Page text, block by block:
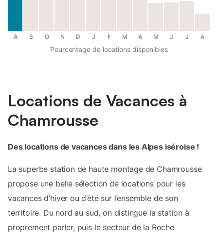
A S O N D J F M A M J J A
Pourcentage de locations disponibles
Locations de Vacances à
Chamrousse
Des locations de vacances dans les Alpes iséroise !
La superbe station de haute montage de Chamrousse
propose une belle sélection de locations pour les
vacances d’hiver ou d’été sur l’ensemble de son
territoire. Du nord au sud, on distingue la station à
proprement parler, puis le secteur de la Roche